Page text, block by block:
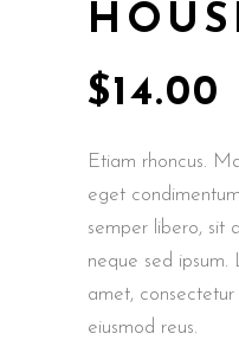
$14.00
Etiam rhoncus.
eget
semper libero, sit
neque sed ipsum.
amet,
eiusmod reus.